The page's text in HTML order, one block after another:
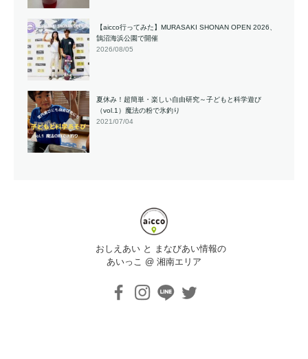
【aicco行ってみた】MURASAKI SHONAN OPEN 2026、
鵠沼海浜公園で開催
2026/08/05
夏休み！超簡単・楽しい自由研究～子どもと科学遊び
（vol.1）魔法の粉で氷釣り
2021/07/04
おしえあい と まなびあい情報の
あいっこ @ 湘南エリア